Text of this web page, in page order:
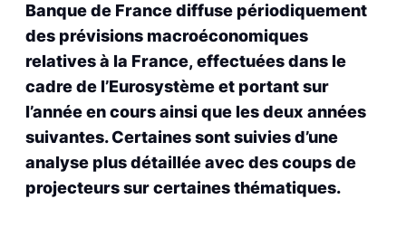
Banque de France diffuse périodiquement
des prévisions macroéconomiques
relatives à la France, effectuées dans le
cadre de l’Eurosystème et portant sur
l’année en cours ainsi que les deux années
suivantes. Certaines sont suivies d’une
analyse plus détaillée avec des coups de
projecteurs sur certaines thématiques.